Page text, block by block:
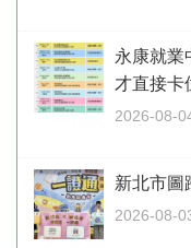
永康就
才直接卡
2026-08-
新北市
2026-08-